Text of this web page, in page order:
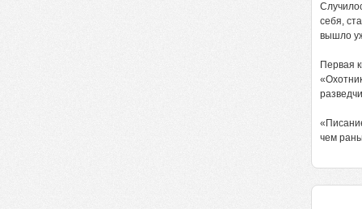
себя,
вышло
Первая
чем